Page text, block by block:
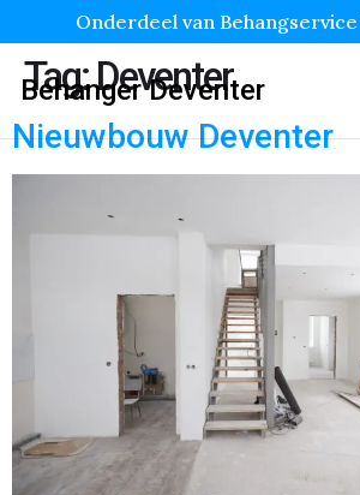
Onderdeel van
Behanger Deventer
Tag:Deventer
Nieuwbouw Deventer